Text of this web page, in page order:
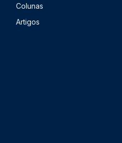
Colunas
Artigos